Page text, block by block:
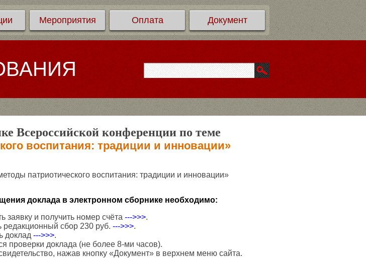
Мероприятия Оплата Документ
Всероссийской конференции по теме
воспитания: традиции и инновации»
патриотического воспитания: традиции и инновации»
доклада в электронном сборнике необходимо:
заявку и получить номер счёта --->>>.
редакционный сбор 230 руб. --->>>.
доклад --->>>.
проверки доклада (не более 8-ми часов).
нажав кнопку «Документ» в верхнем меню сайта.